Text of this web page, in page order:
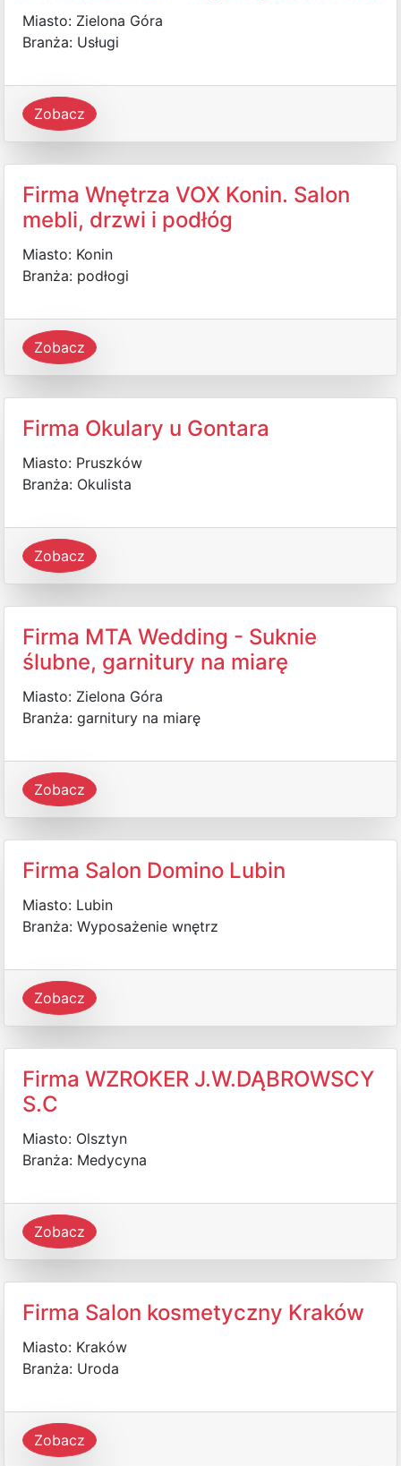
Miasto: Zielona Góra
Branża: Usługi
Zobacz
Firma Wnętrza VOX Konin. Salon
mebli, drzwi i podłóg
Miasto: Konin
Branża: podłogi
Zobacz
Firma Okulary u Gontara
Miasto: Pruszków
Branża: Okulista
Zobacz
Firma MTA Wedding - Suknie
ślubne, garnitury na miarę
Miasto: Zielona Góra
Branża: garnitury na miarę
Zobacz
Firma Salon Domino Lubin
Miasto: Lubin
Branża: Wyposażenie wnętrz
Zobacz
Firma WZROKER J.W.DĄBROWSCY
S.C
Miasto: Olsztyn
Branża: Medycyna
Zobacz
Firma Salon kosmetyczny Kraków
Miasto: Kraków
Branża: Uroda
Zobacz